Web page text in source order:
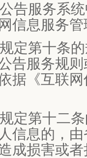
告服务系
信息服务
定第十条
告服务规
据《互联
定第十二
信息的，
成损害或